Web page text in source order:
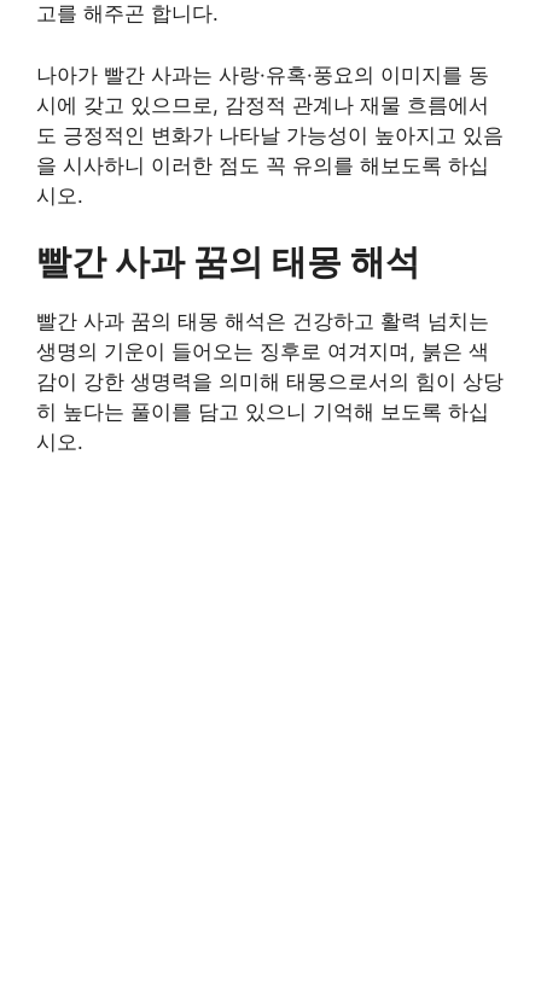
고를 해주곤 합니다.
나아가 빨간 사과는 사랑·유혹·풍요의 이미지를 동
시에 갖고 있으므로, 감정적 관계나 재물 흐름에서
도 긍정적인 변화가 나타날 가능성이 높아지고 있음
을 시사하니 이러한 점도 꼭 유의를 해보도록 하십
시오.
빨간 사과 꿈의 태몽 해석
빨간 사과 꿈의 태몽 해석은 건강하고 활력 넘치는
생명의 기운이 들어오는 징후로 여겨지며, 붉은 색
감이 강한 생명력을 의미해 태몽으로서의 힘이 상당
히 높다는 풀이를 담고 있으니 기억해 보도록 하십
시오.